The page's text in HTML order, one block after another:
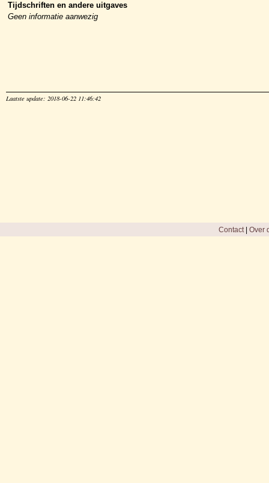
Tijdschriften en andere uitgaves
Geen informatie aanwezig
Laatste update: 2018-06-22 11:46:42
Contact| Over